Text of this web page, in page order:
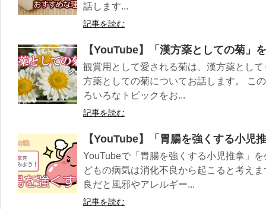
話します...
記事を読む
【YouTube】「漢方薬としての菊」
観賞用として愛される菊は、漢方薬とし
方薬としての菊についてお話します。 こ
ろいろなトピックをお...
記事を読む
【YouTube】「胃腸を強くする小児
YouTubeで「胃腸を強くする小児推拿」
どもの病気は消化不良から起こると考え
良だと風邪やアレルギー...
記事を読む